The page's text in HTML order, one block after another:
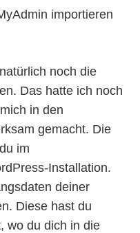
importieren
noch die
Das hatte ich noch
in den
gemacht. Die
im
Installation.
deiner
Diese hast du
wo du dich in die